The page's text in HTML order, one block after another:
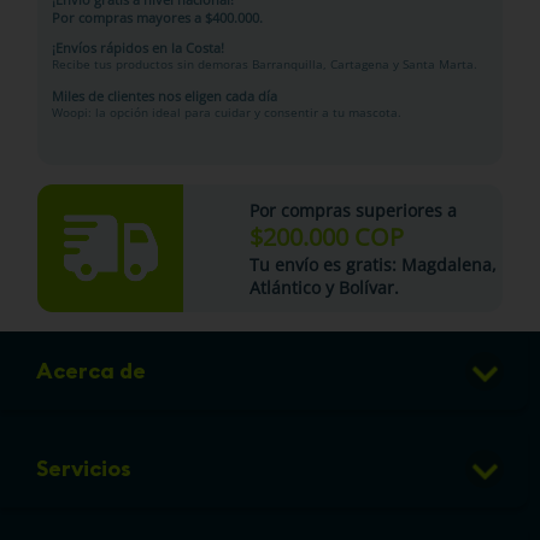
Por compras mayores a $400.000.
¡Envíos rápidos en la Costa!
Recibe tus productos sin demoras Barranquilla, Cartagena y Santa Marta.
Miles de clientes nos eligen cada día
Woopi: la opción ideal para cuidar y consentir a tu mascota.
Por compras superiores a
$200.000 COP
Tu envío es gratis: Magdalena,
Atlántico y Bolívar.
Acerca de
Club de Puntos
Servicios